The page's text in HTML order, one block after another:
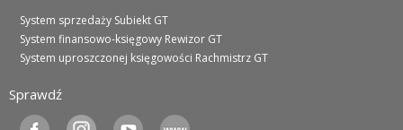
System sprzedaży Subiekt GT
System finansowo-księgowy Rewizor GT
System uproszczonej księgowości Rachmistrz GT
Sprawdź